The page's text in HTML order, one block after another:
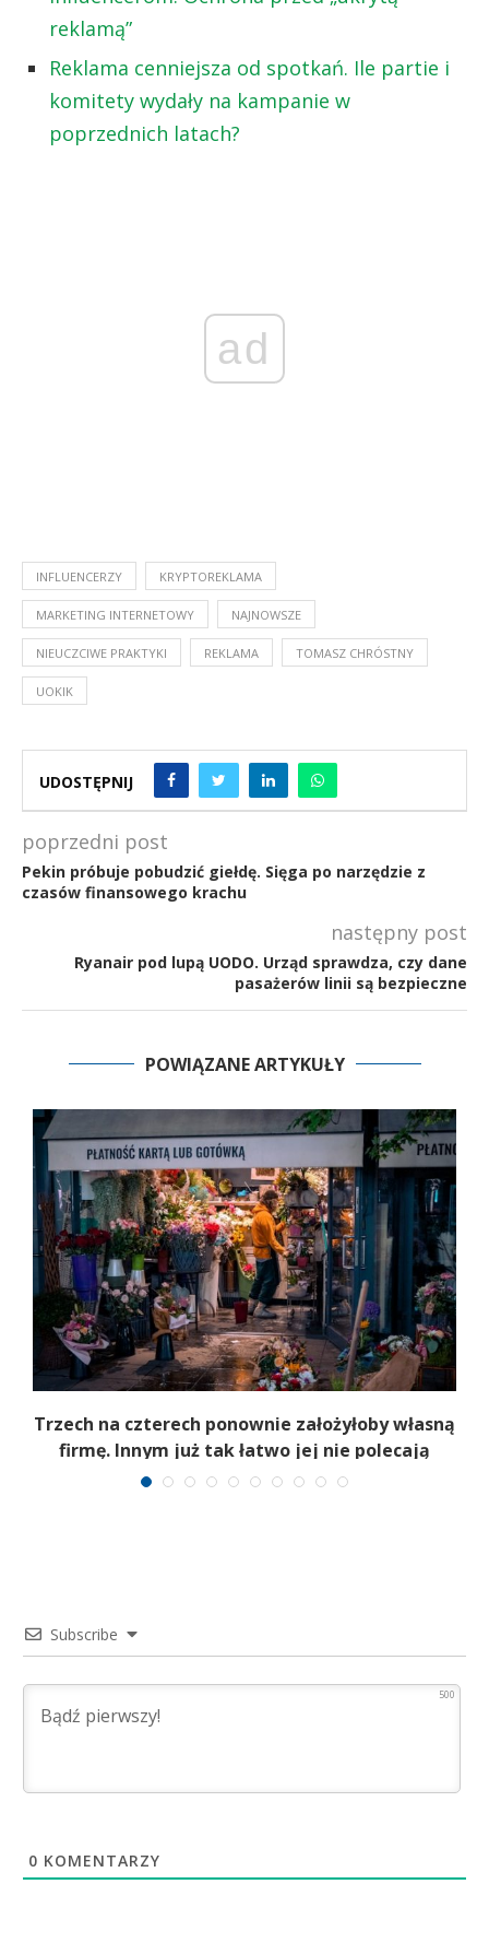
reklamą”
Reklama cenniejsza od spotkań. Ile partie i
komitety wydały na kampanie w
poprzednich latach?
ad
INFLUENCERZY KRYPTOREKLAMA
MARKETING INTERNETOWY NAJNOWSZE
NIEUCZCIWE PRAKTYKI REKLAMA TOMASZ CHRÓSTNY
UOKIK
UDOSTĘPNIJ
poprzedni post
Pekin próbuje pobudzić giełdę. Sięga po narzędzie z
czasów finansowego krachu
następny post
Ryanair pod lupą UODO. Urząd sprawdza, czy dane
pasażerów linii są bezpieczne
POWIĄZANE ARTYKUŁY
Trzech na czterech ponownie założyłoby własną
firmę. Innym już tak łatwo jej nie polecają
Subscribe
500
0 KOMENTARZY